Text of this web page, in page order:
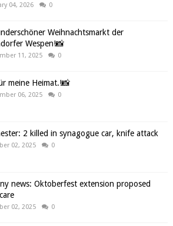
04, 2026 0
Weihnachtsmarkt der
Wespen!📸
11, 2025 0
meine Heimat.!📸
06, 2025 0
2 killed in synagogue car, knife attack
02, 2025 0
news: Oktoberfest extension proposed
02, 2025 0